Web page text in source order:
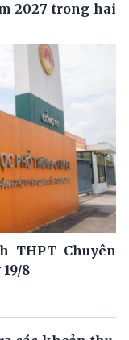
2027 trong hai
Chuyên
8